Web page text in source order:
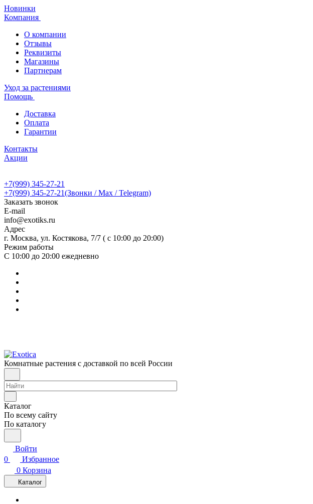
Новинки
Компания
О компании
Отзывы
Реквизиты
Магазины
Партнерам
Уход за растениями
Помощь
Доставка
Оплата
Гарантии
Контакты
Акции
+7(999) 345-27-21
+7(999) 345-27-21(Звонки / Max / Telegram)
Заказать звонок
E-mail
info@exotiks.ru
Адрес
г. Москва, ул. Костякова, 7/7 ( с 10:00 до 20:00)
Режим работы
С 10:00 до 20:00 ежедневно
Комнатные растения с доставкой по всей России
Каталог
По всему сайту
По каталогу
Войти
0
Избранное
0 Корзина
Каталог